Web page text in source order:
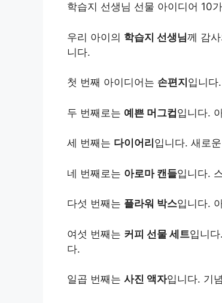
학습지 선생님 선물 아이디어 10
우리 아이의 학습지 선생님께 감
니다.
첫 번째 아이디어는 손편지 입니다
두 번째로는 예쁜 머그컵입니다.
세 번째는 다이어리 입니다. 새로
네 번째로는 아로마 캔들입니다.
다섯 번째는 플라워 박스입니다.
여섯 번째는 커피 선물 세트입니
다.
일곱 번째는 사진 액자입니다. 기